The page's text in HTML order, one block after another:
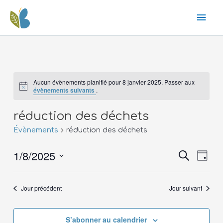
Aucun évènements planifié pour 8 janvier 2025. Passer aux
évènements suivants .
réduction des déchets
Évènements réduction des déchets
et
Recherche
Jour
1/8/2025
Jour précédent Jour suivant
S’abonner au calendrier